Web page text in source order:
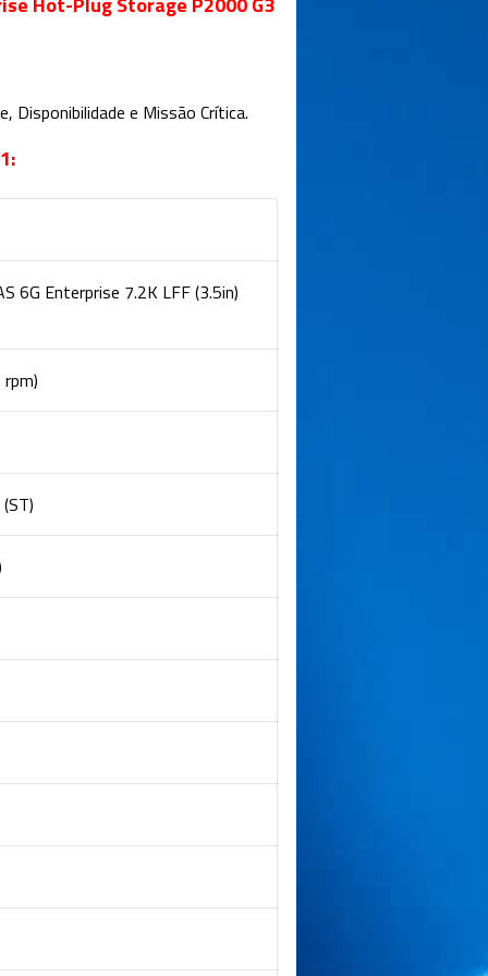
Disponibilidade e Missão Crítica.
6G Enterprise 7.2K LFF (3.5in)